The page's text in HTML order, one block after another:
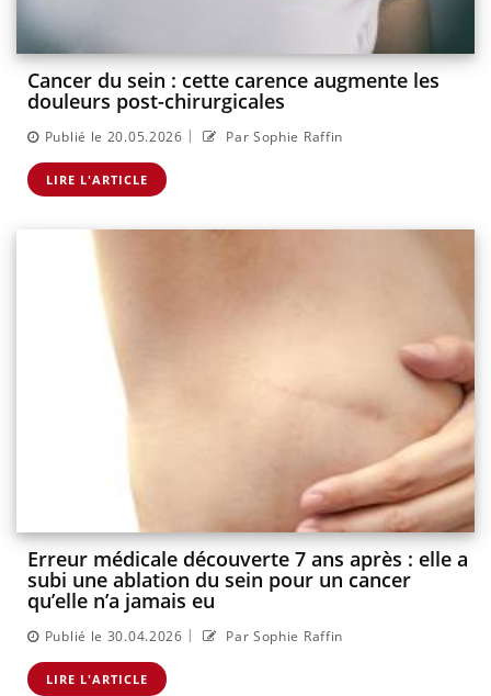
Cancer du sein : cette carence augmente les
douleurs post-chirurgicales
Publié le 20.05.2026 | Par Sophie Raffin
LIRE L'ARTICLE
Erreur médicale découverte 7 ans après : elle a
subi une ablation du sein pour un cancer
qu’elle n’a jamais eu
Publié le 30.04.2026 | Par Sophie Raffin
LIRE L'ARTICLE